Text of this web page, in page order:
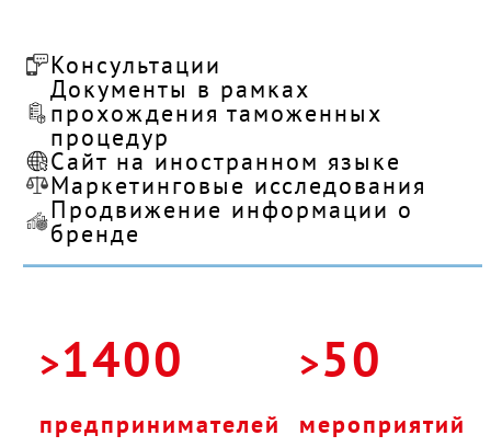
Консультации
Документы в рамках
прохождения таможенных
процедур
Сайт на иностранном языке
Маркетинговые исследования
Продвижение информации о
бренде
>1400
предпринимателей
>50
мероприятий